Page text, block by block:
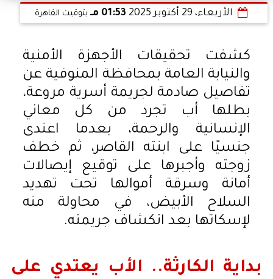
الأربعاء، 29 أكتوبر 2025 01:53 مـ بتوقيت القاهرة
كشفت تحقيقات الأجهزة الأمنية
والنيابة العامة بمحافظة المنوفية عن
تفاصيل صادمة لجريمة أسرية مروعة،
بطلها أب تجرد من كل معاني
الإنسانية والرحمة، بعدما اعتدى
جنسيًا على ابنته القاصر، ثم خطف
زوجته وأجبرها على توقيع إيصالات
أمانة وسرقة أموالها تحت تهديد
السلاح الأبيض، في محاولة منه
لإسكاتها بعد انكشاف جريمته.
بداية الكارثة.. الأب يعتدي على